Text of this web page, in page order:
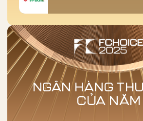
NGÂN HÀNG
CỦA NĂM